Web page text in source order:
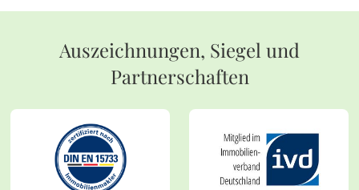
Auszeichnungen, Siegel und
Partnerschaften